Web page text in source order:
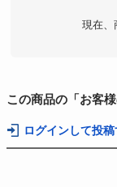
現在、
この商品の「お客
ログインして投